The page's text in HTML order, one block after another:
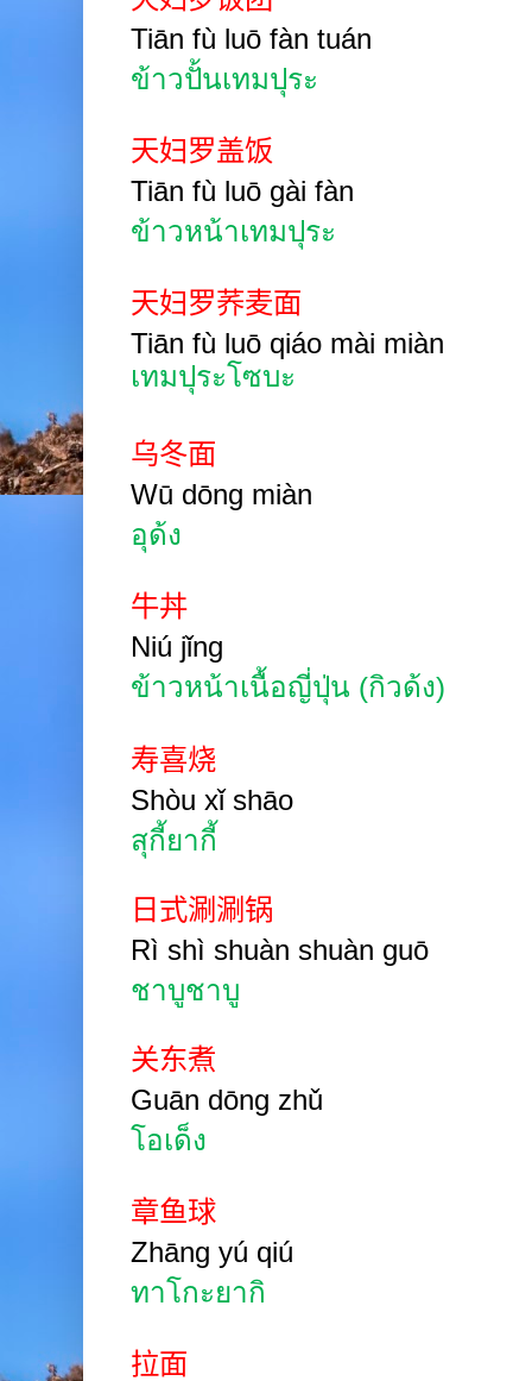
Tiān fù luō fàn tuán
ข้าวปั้นเทมปุระ
天妇罗盖饭
Tiān fù luō gài fàn
ข้าวหน้าเทมปุระ
天妇罗荞麦面
Tiān fù luō qiáo mài miàn
เทมปุระโซบะ
乌冬面
Wū dōng miàn
อุด้ง
牛丼
Niú jǐng
ข้าวหน้าเนื้อญี่ปุ่น (กิวด้ง)
寿喜烧
Shòu xǐ shāo
สุกี้ยากี้
日式涮涮锅
Rì shì shuàn shuàn guō
ชาบูชาบู
关东煮
Guān dōng zhǔ
โอเด็ง
章鱼球
Zhāng yú qiú
ทาโกะยากิ
拉面